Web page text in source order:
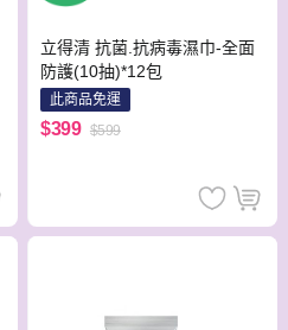
立得清 抗菌.抗病毒濕巾-全面
防護(10抽)*12包
此商品免運
$399 $599